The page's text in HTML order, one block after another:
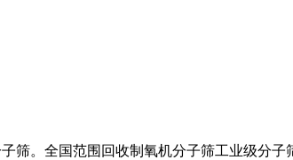
。全国范围回收制氧机分子筛工业级分